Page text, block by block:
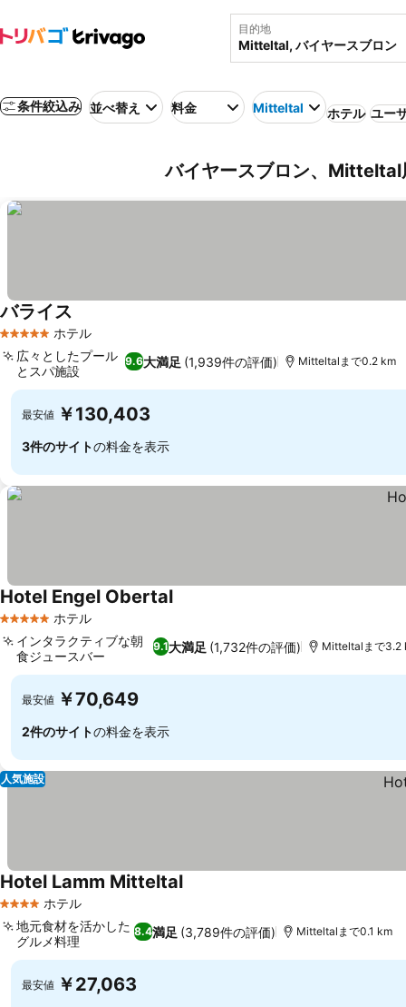
目的地
条件絞込み 並べ替え 料金 Mitteltal ホテル ユー
バイヤースブロン、Mitteltal
5 ホテルのランク
ホテル
バライス
9.6大満足 (1,939件の評価)
広々としたプール
とスパ施設
Mitteltalまで0.2 km
最安値 ￥130,403
3件のサイトの料金を表示
5 ホテルのランク
ホテル
Hotel Engel Obertal
9.1大満足 (1,732件の評価)
インタラクティブな朝
食ジュースバー
Mitteltalまで3.2
最安値 ￥70,649
2件のサイトの料金を表示
人気施設
4 ホテルのランク
ホテル
Hotel Lamm Mitteltal
8.4満足 (3,789件の評価)
地元食材を活かした
グルメ料理
Mitteltalまで0.1 km
最安値 ￥27,063